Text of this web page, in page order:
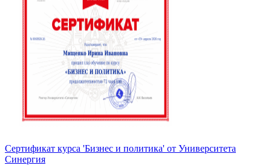
Сертификат курса 'Бизнес и политика' от Университета
Синергия